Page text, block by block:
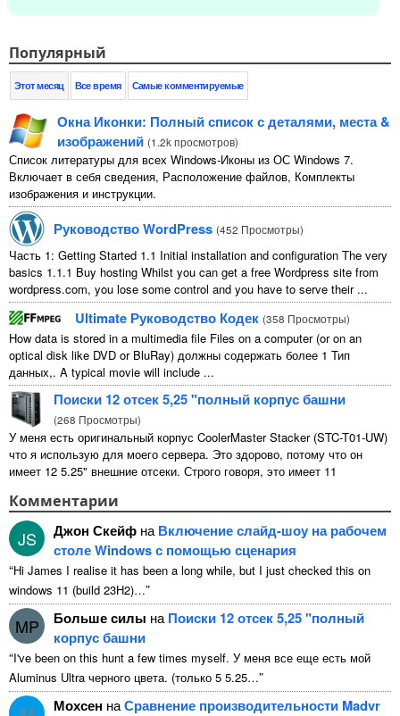
Популярный
Этот месяц Все время Самые комментируемые
Окна Иконки: Полный список с деталями, места &
изображений (1.2k просмотров)
Список литературы для всех Windows-Иконы из ОС Windows 7.
Включает в себя сведения, Расположение файлов, Комплекты
изображения и инструкции.
Руководство WordPress (452 Просмотры)
Часть 1: Getting Started 1.1 Initial installation and configuration The very
basics 1.1.1 Buy hosting Whilst you can get a free Wordpress site from
wordpress.com, you lose some control and you have to serve their...
Ultimate Руководство Кодек (358 Просмотры)
How data is stored in a multimedia file Files on a computer(or on an
optical disk like DVD or BluRay) должны содержать более 1 Тип
данных,. A typical movie will include ...
Поиски 12 отсек 5,25 "полный корпус башни
(268 Просмотры)
У меня есть оригинальный корпус CoolerMaster Stacker (STC-T01-UW)
что я использую для моего сервера. Это здорово, потому что он
имеет 12 5.25" внешние отсеки. Строго говоря, это имеет 11
Комментарии
JS Джон Скейф на Включение слайд-шоу на рабочем
столе Windows с помощью сценария
“Hi James I realise it has been a long while, but I just checked this on
windows 11 (build 23H2)…”
MP Больше силы на Поиски 12 отсек 5,25 "полный
корпус башни
“I've been on this hunt a few times myself. У меня все еще есть мой
Aluminus Ultra черного цвета. (только 5 5.25…”
Мохсен наСравнение производительности Madvr